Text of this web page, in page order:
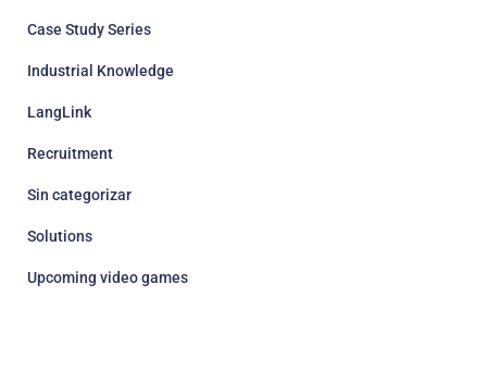
Case Study Series
Industrial Knowledge
LangLink
Recruitment
Sin categorizar
Solutions
Upcoming video games